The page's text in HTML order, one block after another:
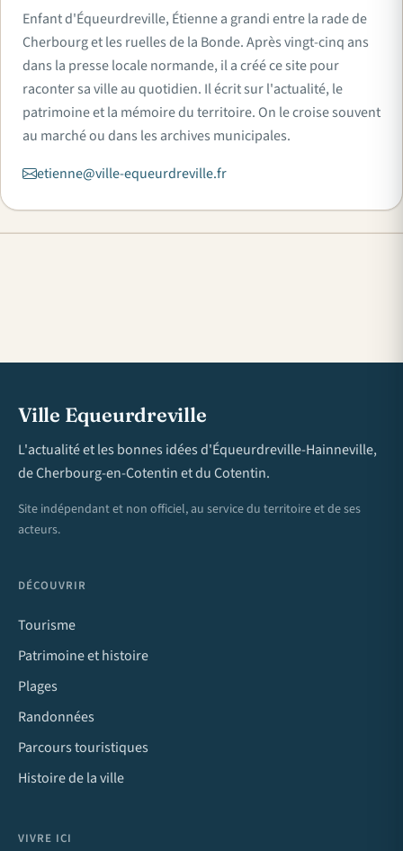
Enfant d'Équeurdreville, Étienne a grandi entre la rade de
Cherbourg et les ruelles de la Bonde. Après vingt-cinq ans
dans la presse locale normande, il a créé ce site pour
raconter sa ville au quotidien. Il écrit sur l'actualité, le
patrimoine et la mémoire du territoire. On le croise souvent
au marché ou dans les archives municipales.
etienne@ville-equeurdreville.fr
Ville Equeurdreville
L'actualité et les bonnes idées d'Équeurdreville-Hainneville,
de Cherbourg-en-Cotentin et du Cotentin.
Site indépendant et non officiel, au service du territoire et de ses
acteurs.
DÉCOUVRIR
Tourisme
Patrimoine et histoire
Plages
Randonnées
Parcours touristiques
Histoire de la ville
VIVRE ICI